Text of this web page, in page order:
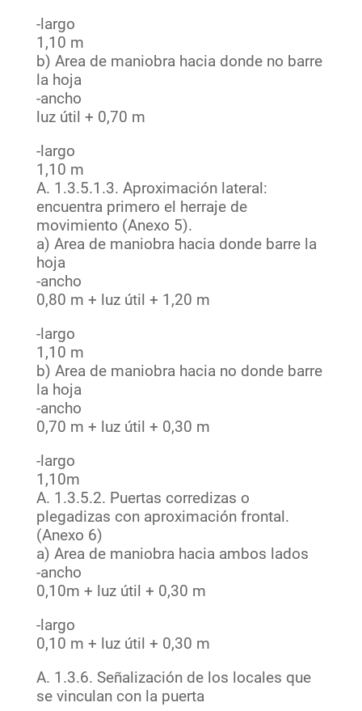
-largo
1,10 m
b) Area de maniobra hacia donde no barre
la hoja
-ancho
luz útil + 0,70 m
-largo
1,10 m
A. 1.3.5.1.3. Aproximación lateral:
encuentra primero el herraje de
movimiento (Anexo 5).
a) Area de maniobra hacia donde barre la
hoja
-ancho
0,80 m + luz útil + 1,20 m
-largo
1,10 m
b) Area de maniobra hacia no donde barre
la hoja
-ancho
0,70 m + luz útil + 0,30 m
-largo
1,10m
A. 1.3.5.2. Puertas corredizas o
plegadizas con aproximación frontal.
(Anexo 6)
a) Area de maniobra hacia ambos lados
-ancho
0,10m + luz útil + 0,30 m
-largo
0,10 m + luz útil + 0,30 m
A. 1.3.6. Señalización de los locales que
se vinculan con la puerta